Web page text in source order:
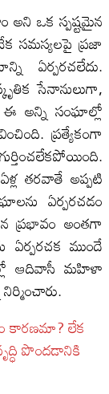
అని ఒక స్పష్టమైన
సమస్యలపై ప్రజా
ఏర్పరచలేదు.
సేనానులుగా,
ఈ అన్ని సంఘాల్లో
ప్రత్యేకంగా
తరవాతే అప్పటి
ఏర్పరచడం
ప్రభావం అంతగా
ముందే
ఆదివాసీ మహిళా
కారణమా? లేక
పొందడానికి